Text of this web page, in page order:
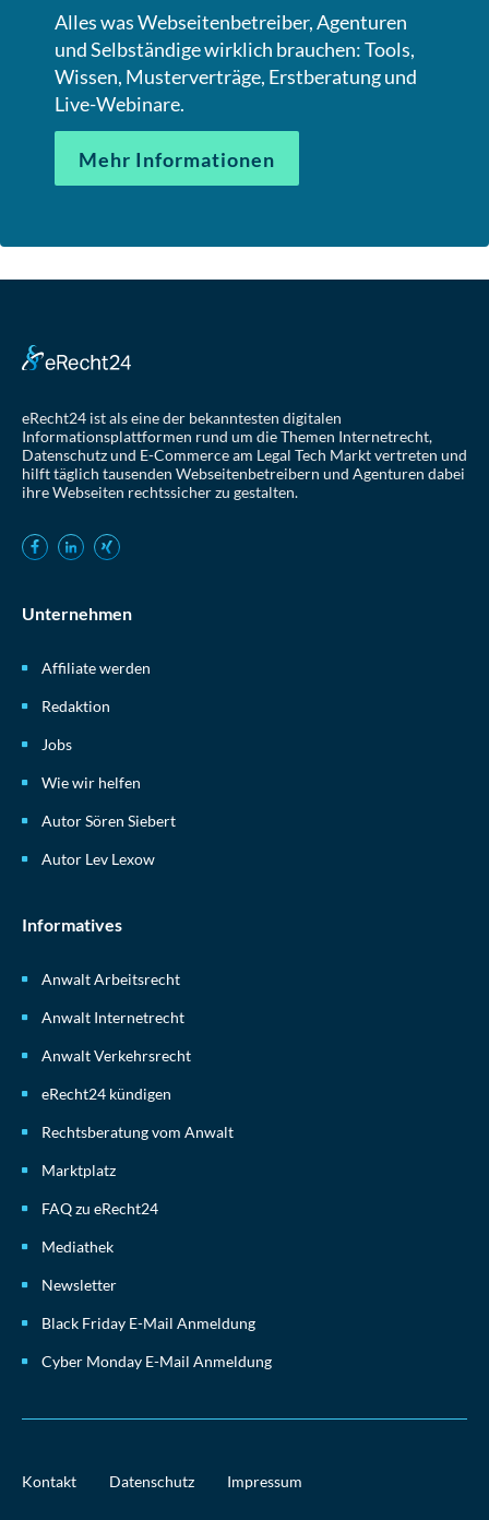
Alles was Webseitenbetreiber, Agenturen
und Selbständige wirklich brauchen: Tools,
Wissen, Musterverträge, Erstberatung und
Live-Webinare.
Mehr Informationen
eRecht24 ist als eine der bekanntesten digitalen
Informationsplattformen rund um die Themen Internetrecht,
Datenschutz und E-Commerce am Legal Tech Markt vertreten und
hilft täglich tausenden Webseitenbetreibern und Agenturen dabei
ihre Webseiten rechtssicher zu gestalten.
Unternehmen
Affiliate werden
Redaktion
Jobs
Wie wir helfen
Autor Sören Siebert
Autor Lev Lexow
Informatives
Anwalt Arbeitsrecht
Anwalt Internetrecht
Anwalt Verkehrsrecht
eRecht24 kündigen
Rechtsberatung vom Anwalt
Marktplatz
FAQ zu eRecht24
Mediathek
Newsletter
Black Friday E-Mail Anmeldung
Cyber Monday E-Mail Anmeldung
Kontakt Datenschutz Impressum